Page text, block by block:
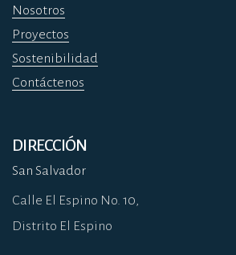
Nosotros
Proyectos
Sostenibilidad
Contáctenos
DIRECCIÓN
San Salvador
Calle El Espino No. 10,
Distrito El Espino